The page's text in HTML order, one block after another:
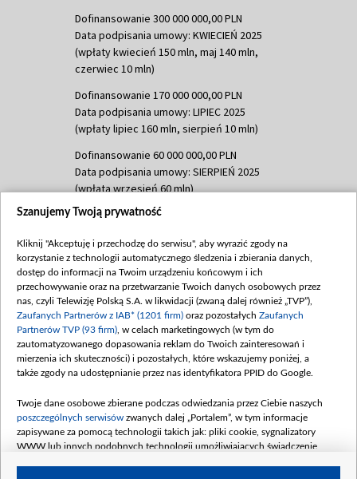
Dofinansowanie 300 000 000,00 PLN
Data podpisania umowy: KWIECIEŃ 2025
(wpłaty kwiecień 150 mln, maj 140 mln,
czerwiec 10 mln)
Dofinansowanie 170 000 000,00 PLN
Data podpisania umowy: LIPIEC 2025
(wpłaty lipiec 160 mln, sierpień 10 mln)
Dofinansowanie 60 000 000,00 PLN
Data podpisania umowy: SIERPIEŃ 2025
(wpłata wrzesień 60 mln)
Dofinansowanie 635 783 051,21 PLN
(wpłata wrzesień 100 mln, październik 350
mln, listopad 265 mln)
Dofinansowanie 48 862 000,00 PLN
Data podpisania umowy: GRUDZIEŃ 2025
(wpłata grudzień 60,548 mln)
Dofinansowanie 900 000 000,00 PLN
Data podpisania umowy: LUTY 2026 (wpłata
kwiecień 180 mln, 7 maja 180 mln, 8
czerwca 90 mln)
Dofinansowanie 250 000 000,00 PLN
Szanujemy Twoją prywatność
Kliknij "Akceptuję i przechodzę do serwisu", aby wyrazić zgody na
korzystanie z technologii automatycznego śledzenia i zbierania danych,
dostęp do informacji na Twoim urządzeniu końcowym i ich
przechowywanie oraz na przetwarzanie Twoich danych osobowych przez
nas, czyli Telewizję Polską S.A. w likwidacji (zwaną dalej również „TVP”),
Zaufanych Partnerów z IAB* (1201 firm) oraz pozostałych Zaufanych
Partnerów TVP (93 firm) , w celach marketingowych (w tym do
zautomatyzowanego dopasowania reklam do Twoich zainteresowań i
mierzenia ich skuteczności) i pozostałych, które wskazujemy poniżej, a
także zgody na udostępnianie przez nas identyfikatora PPID do Google.
Twoje dane osobowe zbierane podczas odwiedzania przez Ciebie naszych
poszczególnych serwisów zwanych dalej „Portalem”, w tym informacje
zapisywane za pomocą technologii takich jak: pliki cookie, sygnalizatory
WWW lub innych podobnych technologii umożliwiających świadczenie